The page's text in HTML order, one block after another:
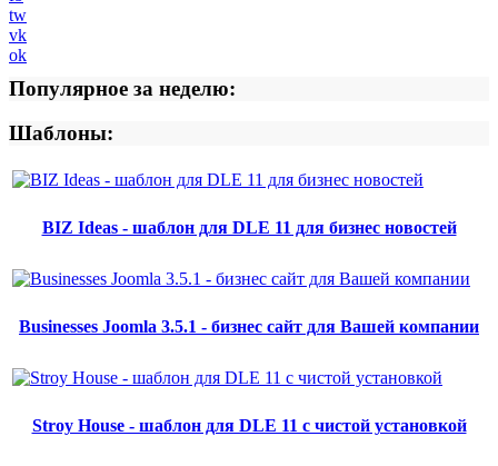
tw
vk
ok
Популярное за неделю:
Шаблоны:
BIZ Ideas - шаблон для DLE 11 для бизнес новостей
Businesses Joomla 3.5.1 - бизнес сайт для Вашей компании
Stroy House - шаблон для DLE 11 с чистой установкой